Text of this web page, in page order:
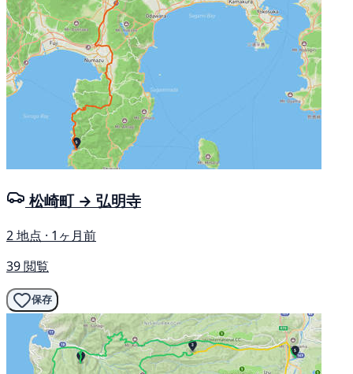
松崎町 → 弘明寺
2 地点 · 1ヶ月前
39 閲覧
保存